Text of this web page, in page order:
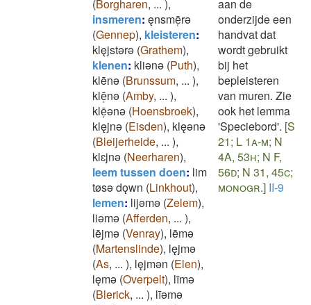
(Borgharen, ... ),
insmeren: ęnsmē̜rǝ
(Gennep), kleisteren:
klęjstǝrǝ (Grathem),
klenen: kliǝnǝ (Puth),
klēnǝ (Brunssum, ... ),
klē̜nǝ (Amby, ... ),
klē̜ǝnǝ (Hoensbroek),
klęjnǝ (Eisden), klęǝnǝ
(Bleijerheide, ... ),
klɛjnǝ (Neerharen),
leem tussen doen: lim
tøsǝ dǫwn (Linkhout),
lemen: lijǝmǝ (Zelem),
liǝmǝ (Afferden, ... ),
lējmǝ (Venray), lēmǝ
(Martenslinde), lęjmǝ
(As, ... ), lęjmǝn (Elen),
lęmǝ (Overpelt), līmǝ
(Blerick, ... ), līǝmǝ
aan de
onderzijde een
handvat dat
wordt gebruikt
bij het
bepleisteren
van muren. Zie
ook het lemma
'Speciebord'. [S
21; L 1a-m; N
4A, 53h; N F,
56d; N 31, 45c;
monogr.] II-9